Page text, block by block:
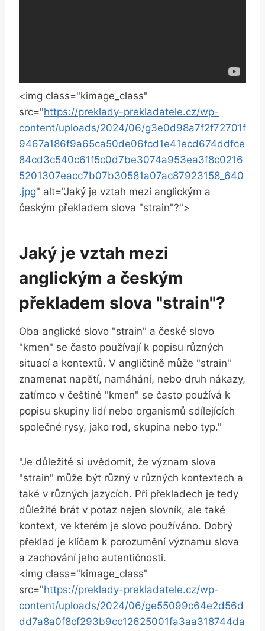
<img class="kimage_class"
src="https://preklady-prekladatele.cz/wp-
content/uploads/2024/06/g3e0d98a7f2f72701f
9467a186f9a65ca50de06fcd1e41ecd674ddfce
84cd3c540c61f5c0d7be3074a953ea3f8c0216
5201307eacc7b07b30581a07ac87923158_640
.jpg" alt="Jaký je vztah mezi anglickým a
českým překladem slova "strain"?">
Jaký je vztah mezi
anglickým a českým
překladem slova "strain"?
Oba anglické slovo "strain" a české slovo
"kmen" se často používají k popisu různých
situací a kontextů. V angličtině může "strain"
znamenat napětí, namáhání, nebo druh nákazy,
zatímco v češtině "kmen" se často používá k
popisu skupiny lidí nebo organismů sdílejících
společné rysy, jako rod, skupina nebo typ."
"Je důležité si uvědomit, že význam slova
"strain" může být různý v různých kontextech a
také v různých jazycích. Při překladech je tedy
důležité brát v potaz nejen slovník, ale také
kontext, ve kterém je slovo používáno. Dobrý
překlad je klíčem k porozumění významu slova
a zachování jeho autentičnosti.
<img class="kimage_class"
src="https://preklady-prekladatele.cz/wp-
content/uploads/2024/06/ge55099c64e2d56d
dd7a8a0f8cf293b9cc12625001fa3aa318744da